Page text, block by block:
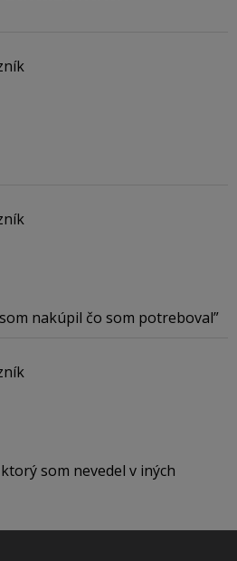
nakúpil čo som potreboval
som nevedel v iných